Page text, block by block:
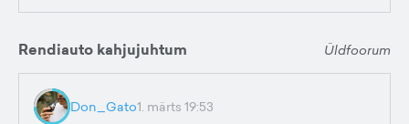
Rendiauto kahjujuhtum Üldfoorum
Don_Gato1. märts 19:53